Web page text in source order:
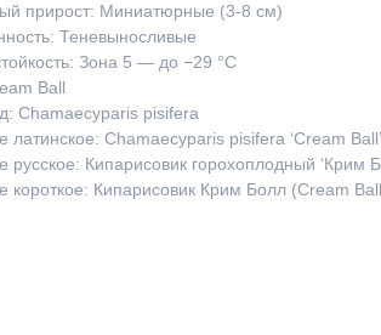
прирост: Миниатюрные (3-8 см)
Теневыносливые
Зона 5 — до −29 °C
Ball
Chamaecyparis pisifera
латинское: Chamaecyparis pisifera ‘Cream Ball’
русское: Кипарисовик горохоплодный ‘Крим
короткое: Кипарисовик Крим Болл (Cream